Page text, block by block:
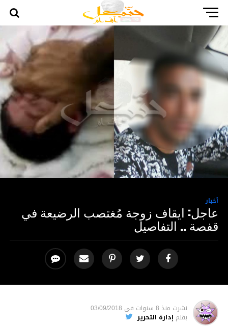
أخبار
عاجل: ايقاف زوجة مُغتصب الرضيعة في
قفصة .. التفاصيل
نشرت منذ 8 سنوات فى 03/09/2018
بقلم إدارة التحرير